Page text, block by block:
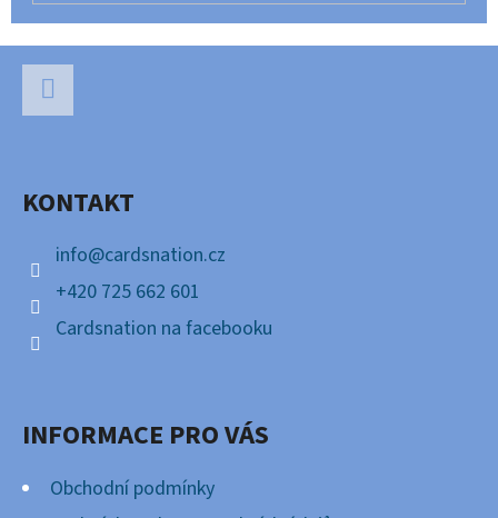
KONTAKT
info@cardsnation.cz
+420 725 662 601
Cardsnation na facebooku
INFORMACE PRO VÁS
Obchodní podmínky